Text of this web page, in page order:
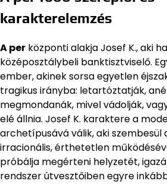
karakterelemzés
A per központi alakja Josef K., aki
középosztálybeli banktisztviselő.
ember, akinek sorsa egyetlen
tragikus irányba: letartóztatják,
megmondanák, mivel vádolják,
elé állnia. Josef K. karaktere a
archetípusává válik, aki szembesül
irracionális, érthetetlen
próbálja megérteni helyzetét,
rendszer útvesztőiben egyre